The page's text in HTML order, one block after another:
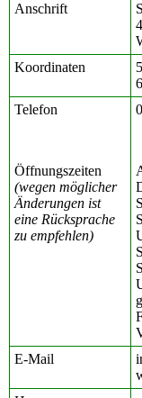
Anschrift
Koordinaten
Telefon
Öffnungszeiten
(wegen möglicher
Änderungen ist
eine Rücksprache
zu empfehlen)
E-Mail